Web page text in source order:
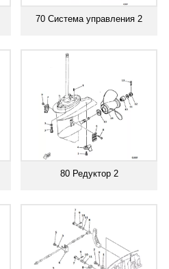
70 Система управления 2
80 Редуктор 2